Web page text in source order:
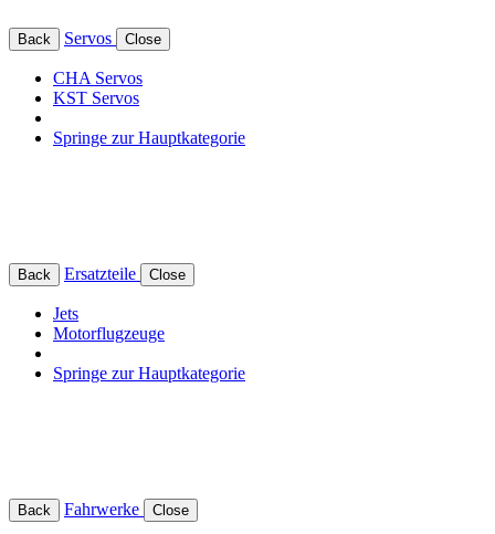
Back Servos Close
CHA Servos
KST Servos
Springe zur Hauptkategorie
Back Ersatzteile Close
Jets
Motorflugzeuge
Springe zur Hauptkategorie
Back Fahrwerke Close